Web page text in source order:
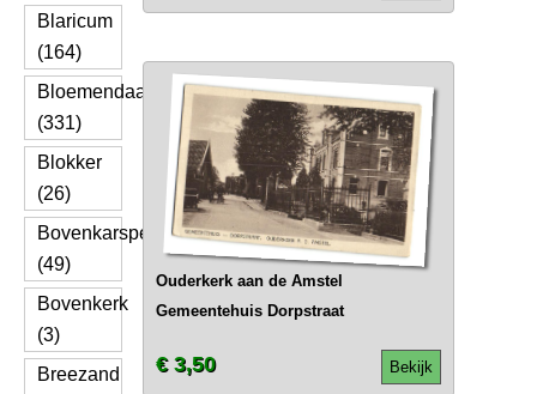
Blaricum
(164)
Bloemendaal
(331)
Blokker
(26)
Bovenkarspel
(49)
Bovenkerk
(3)
Breezand
Ouderkerk aan de Amstel
Gemeentehuis Dorpstraat
Bekijk
€ 3,50